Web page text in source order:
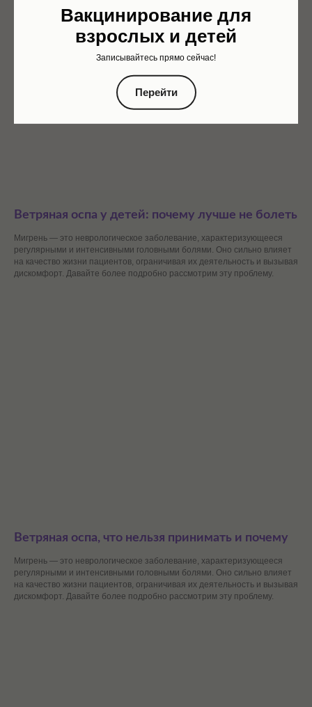
Ветряная оспа у детей: почему лучше не болеть
Мигрень — это неврологическое заболевание, характеризующееся
регулярными и интенсивными головными болями. Оно сильно влияет
на качество жизни пациентов, ограничивая их деятельность и вызывая
дискомфорт. Давайте более подробно рассмотрим эту проблему.
Ветряная оспа, что нельзя принимать и почему
Мигрень — это неврологическое заболевание, характеризующееся
регулярными и интенсивными головными болями. Оно сильно влияет
на качество жизни пациентов, ограничивая их деятельность и вызывая
дискомфорт. Давайте более подробно рассмотрим эту проблему.
Вакцинирование для
взрослых и детей
Записывайтесь прямо сейчас!
Перейти